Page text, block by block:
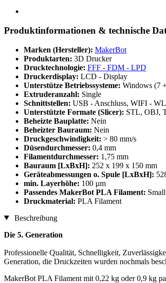
Produktinformationen & technische
Marken (Hersteller): MakerBot
Produktarten: 3D Drucker
Drucktechnologie: FFF - FDM - LPD
Druckerdisplay: LCD - Display
Unterstütze Betriebssysteme: Windows (7
Extruderanzahl: Single
Schnittstellen: USB - Anschluss, WIFI -
Unterstützte Formate (Slicer): STL, OBJ,
Beheizte Bauplatte: Nein
Beheizter Bauraum: Nein
Druckgeschwindigkeit: > 80 mm/s
Düsendurchmesser: 0,4 mm
Filamentdurchmesser: 1,75 mm
Bauraum [LxBxH]: 252 x 199 x 150 mm
Geräteabmessungen o. Spule [LxBxH]:
min. Layerhöhe: 100 µm
Passendes MakerBot PLA Filament:
Druckmaterial: PLA Filament
Beschreibung
Die 5. Generation
Professionelle Qualität, Schnelligkeit,
Generation, die Druckzeiten wurden nochmals
MakerBot PLA Filament mit 0,22 kg oder 0,9 kg